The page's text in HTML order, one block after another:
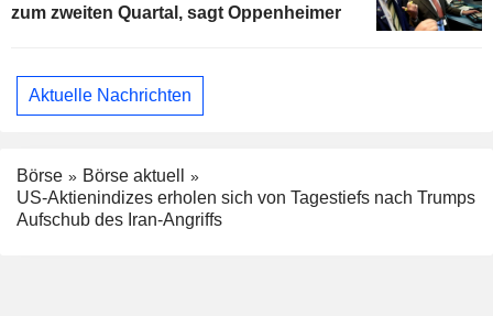
zum zweiten Quartal, sagt Oppenheimer
Aktuelle Nachrichten
Börse
Börse aktuell
US-Aktienindizes erholen sich von Tagestiefs nach Trumps
Aufschub des Iran-Angriffs